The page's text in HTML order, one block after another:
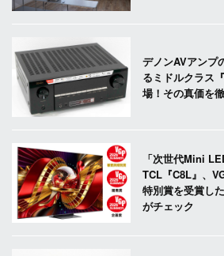
デノンAVアンプ
るミドルクラス
場！その真価を
「次世代Mini
TCL『C8L』、
特別賞を受賞し
がチェック